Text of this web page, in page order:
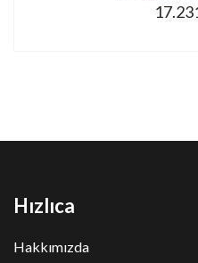
Hızlıca
Hakkımızda